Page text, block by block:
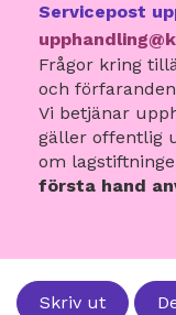
Servicepost
Frågor kring
och
Vi betjänar
gäller offentlig
om
första hand
Skriv ut